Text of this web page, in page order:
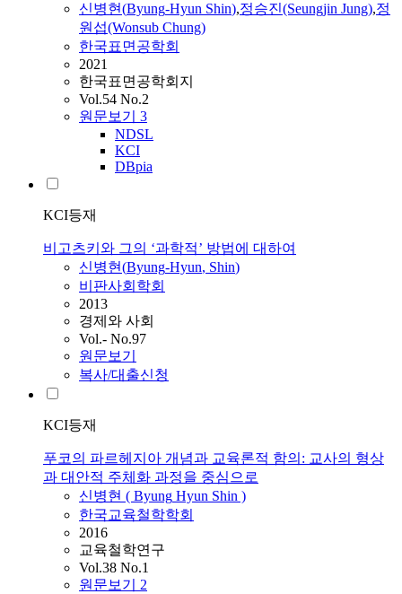
신병현(Byung-Hyun Shin),정승진(Seungjin Jung),정
원섭(Wonsub Chung)
한국표면공학회
2021
한국표면공학회지
Vol.54 No.2
원문보기 3
NDSL
KCI
DBpia
KCI등재
비고츠키와 그의 ‘과학적’ 방법에 대하여
신병현(Byung-Hyun, Shin)
비판사회학회
2013
경제와 사회
Vol.- No.97
원문보기
복사/대출신청
KCI등재
푸코의 파르헤지아 개념과 교육론적 함의: 교사의 형상
과 대안적 주체화 과정을 중심으로
신병현 ( Byung Hyun Shin )
한국교육철학학회
2016
교육철학연구
Vol.38 No.1
원문보기 2